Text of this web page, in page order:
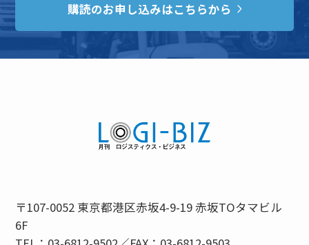
購読のお申し込みはこちらから
〒107-0052 東京都港区赤坂4-9-19 赤坂TOタマビル
6F